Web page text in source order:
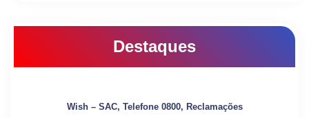
Destaques
Wish – SAC, Telefone 0800, Reclamações